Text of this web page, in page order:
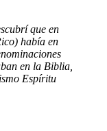
que en
había en
en la Biblia,
Espíritu